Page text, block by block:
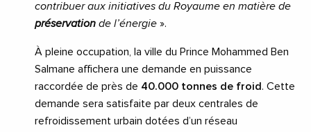
contribuer aux initiatives du Royaume en matière de
préservation de l’énergie ».
À pleine occupation, la ville du Prince Mohammed Ben
Salmane affichera une demande en puissance
raccordée de près de 40.000 tonnes de froid. Cette
demande sera satisfaite par deux centrales de
refroidissement urbain dotées d’un réseau